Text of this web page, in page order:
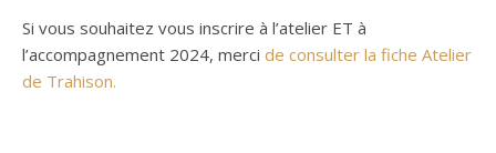
Si vous souhaitez vous inscrire à l’atelier ET à
l’accompagnement 2024, merci de consulter la fiche Atelier
de Trahison.